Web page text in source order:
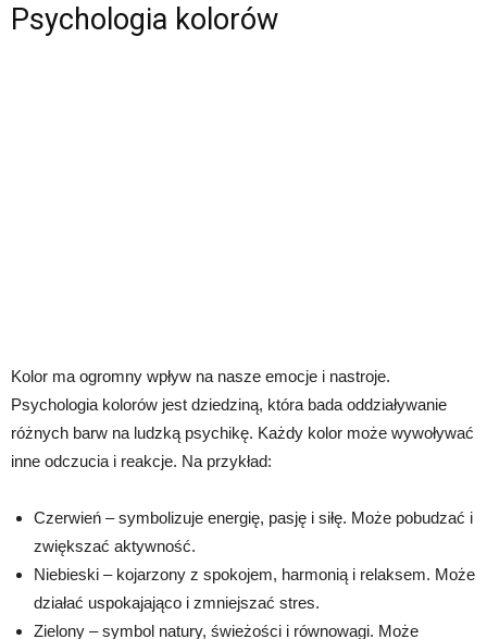
Psychologia kolorów
Kolor ma ogromny wpływ na nasze emocje i nastroje.
Psychologia kolorów jest dziedziną, która bada oddziaływanie
różnych barw na ludzką psychikę. Każdy kolor może wywoływać
inne odczucia i reakcje. Na przykład:
Czerwień – symbolizuje energię, pasję i siłę. Może pobudzać i
zwiększać aktywność.
Niebieski – kojarzony z spokojem, harmonią i relaksem. Może
działać uspokajająco i zmniejszać stres.
Zielony – symbol natury, świeżości i równowagi. Może